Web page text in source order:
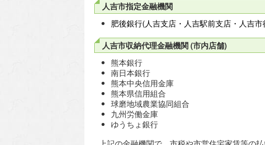
人吉市指定金融機関
肥後銀行(人吉支店・人吉駅前支店・人吉市
人吉市収納代理金融機関 (市内店舗)
熊本銀行
南日本銀行
熊本中央信用金庫
熊本県信用組合
球磨地域農業協同組合
九州労働金庫
ゆうちょ銀行